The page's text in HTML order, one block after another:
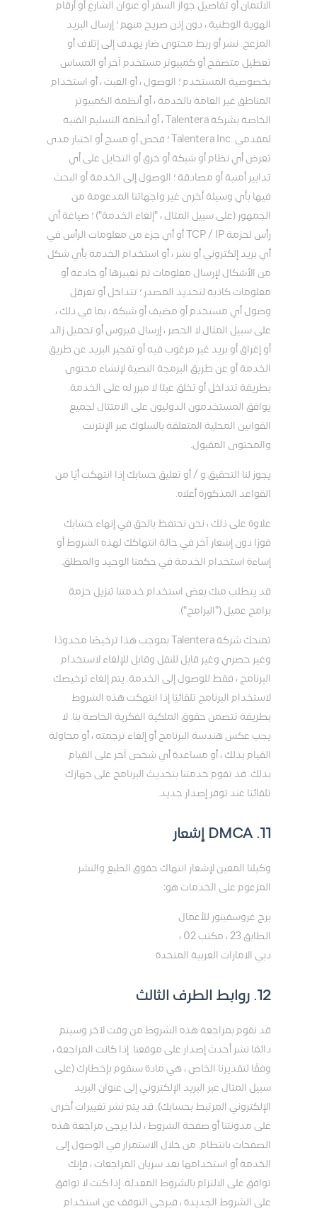
الائتمان أو تفاصيل جواز السفر أو عنوان الشارع أو أرقام
الهوية الوطنية ، دون إذن صريح منهم ؛ إرسال البريد
المزعج. نشر أو ربط محتوى ضار يهدف إلى إتلاف أو
تعطيل متصفح أو كمبيوتر مستخدم آخر أو المساس
بخصوصية المستخدم ؛ الوصول ، أو العبث ، أو استخدام
المناطق غير العامة بالخدمة ، أو أنظمة الكمبيوتر
الخاصة بشركة Talentera ، أو أنظمة التسليم الفنية
لمقدمي .Talentera Inc ؛ فحص أو مسح أو اختبار مدى
تعرض أي نظام أو شبكة أو خرق أو التحايل على أي
تدابير أمنية أو مصادقة ؛ الوصول إلى الخدمة أو البحث
فيها بأي وسيلة أخرى غير واجهاتنا المدعومة من
الجمهور (على سبيل المثال ، "إلغاء الخدمة") ؛ صياغة أي
رأس لحزمة TCP / IP أو أي جزء من معلومات الرأس في
أي بريد إلكتروني أو نشر ، أو استخدام الخدمة بأي شكل
من الأشكال لإرسال معلومات تم تغييرها أو خادعة أو
معلومات كاذبة لتحديد المصدر ؛ تتداخل أو تعرقل
وصول أي مستخدم أو مضيف أو شبكة ، بما في ذلك ،
على سبيل المثال لا الحصر ، إرسال فيروس أو تحميل زائد
أو إغراق أو بريد غير مرغوب فيه أو تفجير البريد عن طريق
الخدمة أو عن طريق البرمجة النصية لإنشاء محتوى
بطريقة تتداخل أو تخلق عبئا لا مبرر له على الخدمة.
يوافق المستخدمون الدوليون على الامتثال لجميع
القوانين المحلية المتعلقة بالسلوك عبر الإنترنت
والمحتوى المقبول.
يجوز لنا التحقيق و / أو تعليق حسابك إذا انتهكت أيًا من
القواعد المذكورة أعلاه.
علاوة على ذلك ، نحن نحتفظ بالحق في إنهاء حسابك
فورًا دون إشعار آخر في حالة انتهاكك لهذه الشروط أو
إساءة استخدام الخدمة في حكمنا الوحيد والمطلق.
قد يتطلب منك بعض استخدام خدمتنا تنزيل حزمة
برامج عميل ("البرامج").
تمنحك شركة Talentera بموجب هذا ترخيصًا محدودًا
وغير حصري وغير قابل للنقل وقابل للإلغاء لاستخدام
البرنامج ، فقط للوصول إلى الخدمة. يتم إلغاء ترخيصك
لاستخدام البرنامج تلقائيًا إذا انتهكت هذه الشروط
بطريقة تتضمن حقوق الملكية الفكرية الخاصة بنا. لا
يجب عكس هندسة البرنامج أو إلغاء ترجمته ، أو محاولة
القيام بذلك ، أو مساعدة أي شخص آخر على القيام
بذلك. قد تقوم خدمتنا بتحديث البرنامج على جهازك
تلقائيًا عند توفر إصدار جديد.
11. DMCA إشعار
وكيلنا المعين لإشعار انتهاك حقوق الطبع والنشر
المزعوم على الخدمات هو:
برج غروسفينور للأعمال
الطابق 23 ، مكتب 02 ،
دبي الامارات العربية المتحدة
12. روابط الطرف الثالث
قد نقوم بمراجعة هذه الشروط من وقت لآخر وسيتم
دائمًا نشر أحدث إصدار على موقعنا. إذا كانت المراجعة ،
وفقًا لتقديرنا الخاص ، هي مادة سنقوم بإخطارك (على
سبيل المثال عبر البريد الإلكتروني إلى عنوان البريد
الإلكتروني المرتبط بحسابك). قد يتم نشر تغييرات أخرى
على مدونتنا أو صفحة الشروط ، لذا يرجى مراجعة هذه
الصفحات بانتظام. من خلال الاستمرار في الوصول إلى
الخدمة أو استخدامها بعد سريان المراجعات ، فإنك
توافق على الالتزام بالشروط المعدلة. إذا كنت لا توافق
على الشروط الجديدة ، فيرجى التوقف عن استخدام